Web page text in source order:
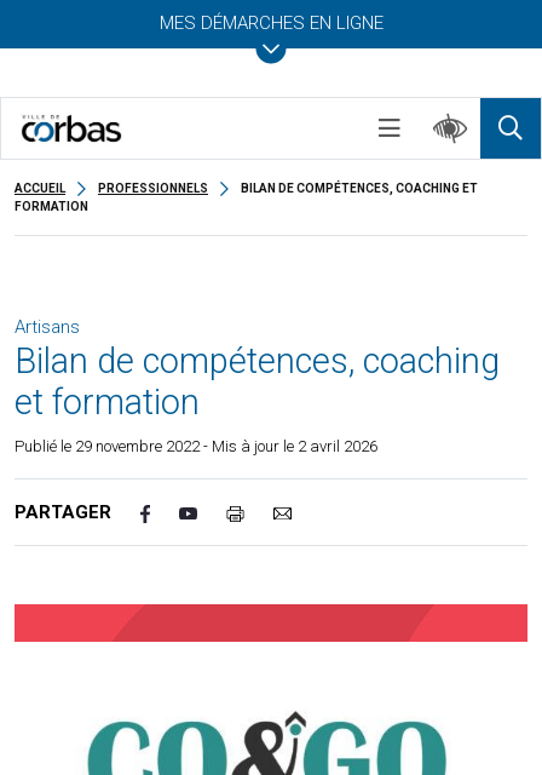
MES DÉMARCHES EN LIGNE
ACCUEIL PROFESSIONNELS
BILAN DE COMPÉTENCES, COACHING ET
FORMATION
Artisans
Bilan de compétences, coaching
et formation
Publié le 29 novembre 2022- Mis à jour le 2 avril 2026
PARTAGER